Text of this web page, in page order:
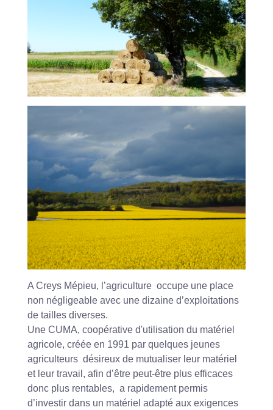
A Creys Mépieu, l’agriculture occupe une place
non négligeable avec une dizaine d’exploitations
de tailles diverses.
Une CUMA, coopérative d'utilisation du matériel
agricole, créée en 1991 par quelques jeunes
agriculteurs désireux de mutualiser leur matériel
et leur travail, afin d’être peut-être plus efficaces
donc plus rentables, a rapidement permis
d’investir dans un matériel adapté aux exigences